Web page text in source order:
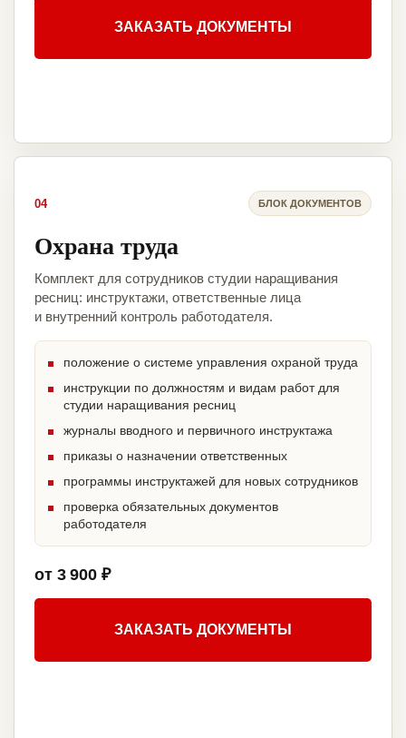
ЗАКАЗАТЬ ДОКУМЕНТЫ
04 БЛОК ДОКУМЕНТОВ
Охрана труда
Комплект для сотрудников студии наращивания
ресниц: инструктажи, ответственные лица
и внутренний контроль работодателя.
положение о системе управления охраной труда
инструкции по должностям и видам работ для
студии наращивания ресниц
журналы вводного и первичного инструктажа
приказы о назначении ответственных
программы инструктажей для новых сотрудников
проверка обязательных документов
работодателя
от 3 900 ₽
ЗАКАЗАТЬ ДОКУМЕНТЫ